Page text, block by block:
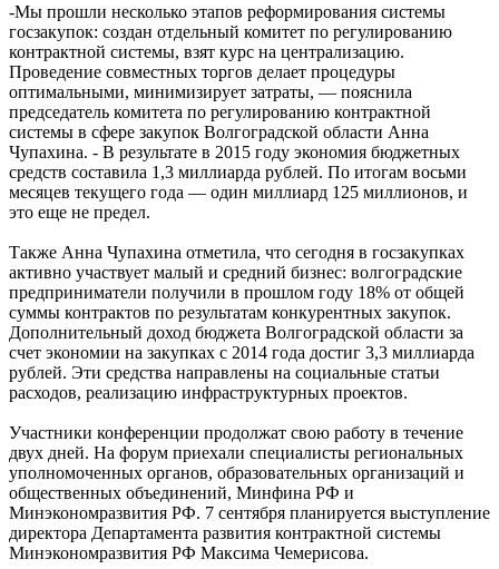
-Мы прошли несколько этапов реформирования системы
госзакупок: создан отдельный комитет по регулированию
контрактной системы, взят курс на централизацию.
Проведение совместных торгов делает процедуры
оптимальными, минимизирует затраты, — пояснила
председатель комитета по регулированию контрактной
системы в сфере закупок Волгоградской области Анна
Чупахина. - В результате в 2015 году экономия бюджетных
средств составила 1,3 миллиарда рублей. По итогам восьми
месяцев текущего года — один миллиард 125 миллионов, и
это еще не предел.
Также Анна Чупахина отметила, что сегодня в госзакупках
активно участвует малый и средний бизнес: волгоградские
предприниматели получили в прошлом году 18% от общей
суммы контрактов по результатам конкурентных закупок.
Дополнительный доход бюджета Волгоградской области за
счет экономии на закупках с 2014 года достиг 3,3 миллиарда
рублей. Эти средства направлены на социальные статьи
расходов, реализацию инфраструктурных проектов.
Участники конференции продолжат свою работу в течение
двух дней. На форум приехали специалисты региональных
уполномоченных органов, образовательных организаций и
общественных объединений, Минфина РФ и
Минэкономразвития РФ. 7 сентября планируется выступление
директора Департамента развития контрактной системы
Минэкономразвития РФ Максима Чемерисова.